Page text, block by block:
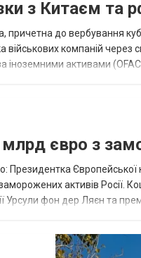
з Китаєм
причетна до вербування
військових компаній
іноземними активами
євро з
Президентка
активів
Урсули фон дер Ляєн та